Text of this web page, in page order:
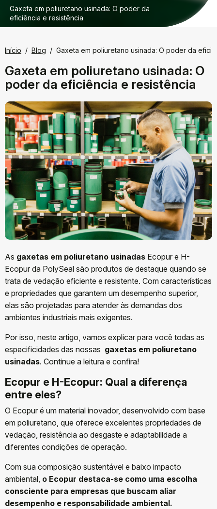
Gaxeta em poliuretano usinada: O poder da
eficiência e resistência
Início Blog Gaxeta em poliuretano usinada: O poder da
Gaxeta em poliuretano usinada: O
poder da eficiência e resistência
As gaxetas em poliuretano usinadas Ecopur e H-
Ecopur da PolySeal são produtos de destaque quando se
trata de vedação eficiente e resistente. Com características
e propriedades que garantem um desempenho superior,
elas são projetadas para atender às demandas dos
ambientes industriais mais exigentes.
Por isso, neste artigo, vamos explicar para você todas as
especificidades das nossas gaxetas em poliuretano
usinadas. Continue a leitura e confira!
Ecopur e H-Ecopur: Qual a diferença
entre eles?
O Ecopur é um material inovador, desenvolvido com base
em poliuretano, que oferece excelentes propriedades de
vedação, resistência ao desgaste e adaptabilidade a
diferentes condições de operação.
Com sua composição sustentável e baixo impacto
ambiental, o Ecopur destaca-se como uma escolha
consciente para empresas que buscam aliar
desempenho e responsabilidade ambiental.